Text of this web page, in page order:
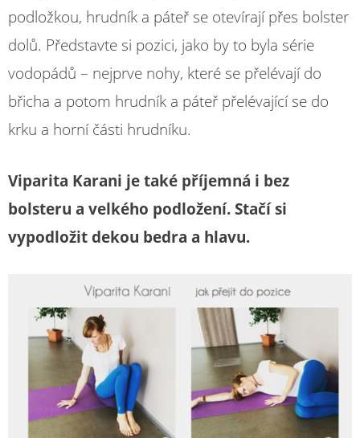
podložkou, hrudník a páteř se otevírají přes bolster
dolů. Představte si pozici, jako by to byla série
vodopádů – nejprve nohy, které se přelévají do
břicha a potom hrudník a páteř přelévající se do
krku a horní části hrudníku.
Viparita Karani je také příjemná i bez
bolsteru a velkého podložení. Stačí si
vypodložit dekou bedra a hlavu.